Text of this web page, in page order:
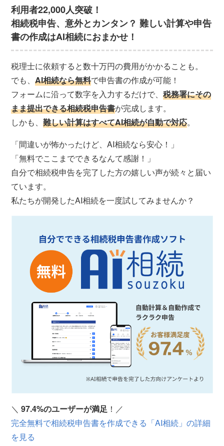
利用者22,000人突破！
相続税申告、意外とカンタン？ 難しい計算や申告
書の作成はAI相続におまかせ！
税理士に依頼すると数十万円の費用がかかることも。
でも、AI相続なら無料で申告書の作成が可能！
フォームに沿って数字を入力するだけで、税務署にその
まま提出できる相続税申告書が完成します。
しかも、難しい計算はすべてAI相続が自動で対応。
「間違いが怖かったけど、AI相続なら安心！」
「無料でここまでできるなんて感謝！」
自分で相続税申告を完了した方の嬉しい声が続々と届い
ています。
私たちが開発したAI相続を一度試してみませんか？
＼97.4%のユーザーが満足 ！／
完全無料で相続税申告書を作成できる「AI相続」の詳細
を見る